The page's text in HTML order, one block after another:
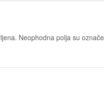
Neophodna polja su